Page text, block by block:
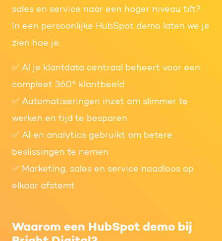
sales en service naar een hoger niveau tilt?
In een persoonlijke HubSpot demo laten we je
zien hoe je:
✅ Al je klantdata centraal beheert voor een
compleet 360° klantbeeld
✅ Automatiseringen inzet om slimmer te
werken en tijd te besparen
✅ AI en analytics gebruikt om betere
beslissingen te nemen
✅ Marketing, sales en service naadloos op
elkaar afstemt
Waarom een HubSpot demo bij